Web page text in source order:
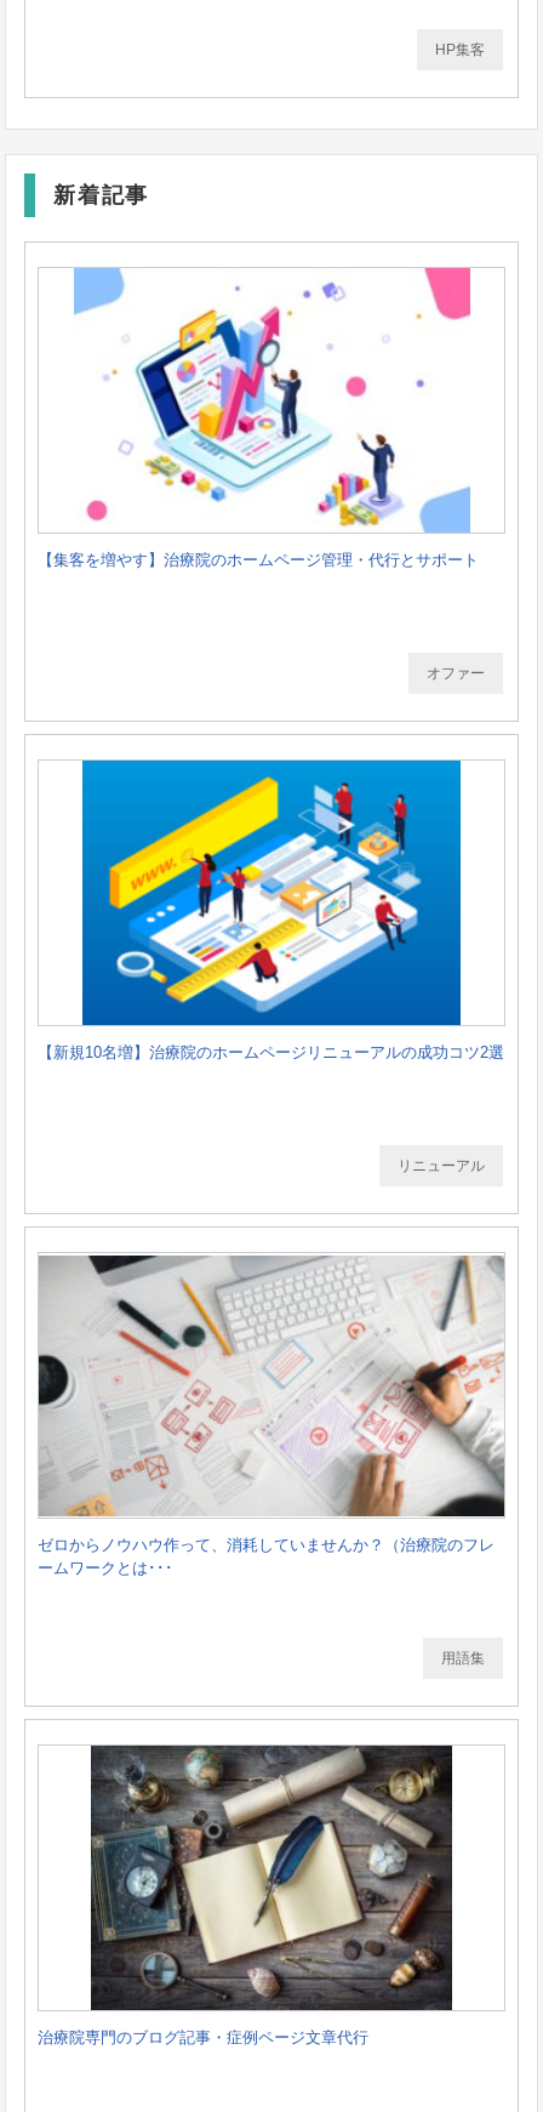
HP集客
新着記事
【集客を増やす】治療院のホームページ管理・代行とサポート
オファー
【新規10名増】治療院のホームページリニューアルの成功コツ2選
リニューアル
ゼロからノウハウ作って、消耗していませんか？（治療院のフレ
ームワークとは･･･
用語集
治療院専門のブログ記事・症例ページ文章代行